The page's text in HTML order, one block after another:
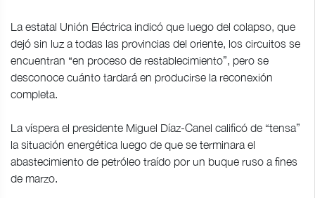
La estatal Unión Eléctrica indicó que luego del colapso, que
dejó sin luz a todas las provincias del oriente, los circuitos se
encuentran “en proceso de restablecimiento”, pero se
desconoce cuánto tardará en producirse la reconexión
completa.
La víspera el presidente Miguel Díaz-Canel calificó de “tensa”
la situación energética luego de que se terminara el
abastecimiento de petróleo traído por un buque ruso a fines
de marzo.